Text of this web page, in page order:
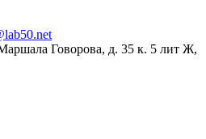
Говорова, д. 35 к. 5 лит Ж,